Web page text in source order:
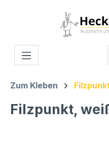
Zum Hauptinhalt springen
Zum Kleben
Filzpunkt,